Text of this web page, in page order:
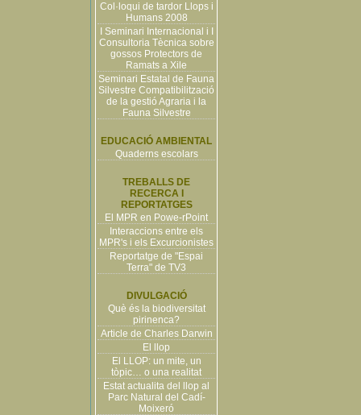
Col·loqui de tardor Llops i
Humans 2008
I Seminari Internacional i I
Consultoria Tècnica sobre
gossos Protectors de
Ramats a Xile
Seminari Estatal de Fauna
Silvestre Compatibilització
de la gestió Agraria i la
Fauna Silvestre
EDUCACIÓ AMBIENTAL
Quaderns escolars
TREBALLS DE
RECERCA I
REPORTATGES
El MPR en Powe-rPoint
Interaccions entre els
MPR's i els Excurcionistes
Reportatge de "Espai
Terra" de TV3
DIVULGACIÓ
Què és la biodiversitat
pirinenca?
Article de Charles Darwin
El llop
El LLOP: un mite, un
tòpic… o una realitat
Estat actualita del llop al
Parc Natural del Cadí-
Moixeró